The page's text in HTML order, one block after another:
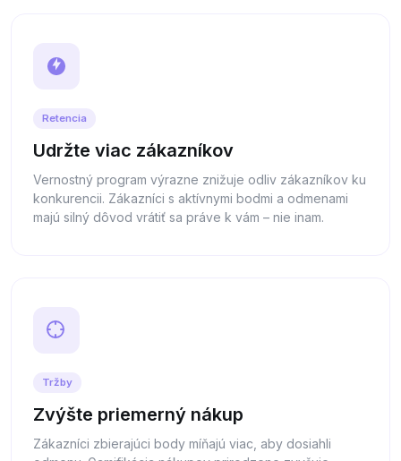
Retencia
Udržte viac zákazníkov
Vernostný program výrazne znižuje odliv zákazníkov ku
konkurencii. Zákazníci s aktívnymi bodmi a odmenami
majú silný dôvod vrátiť sa práve k vám – nie inam.
Tržby
Zvýšte priemerný nákup
Zákazníci zbierajúci body míňajú viac, aby dosiahli